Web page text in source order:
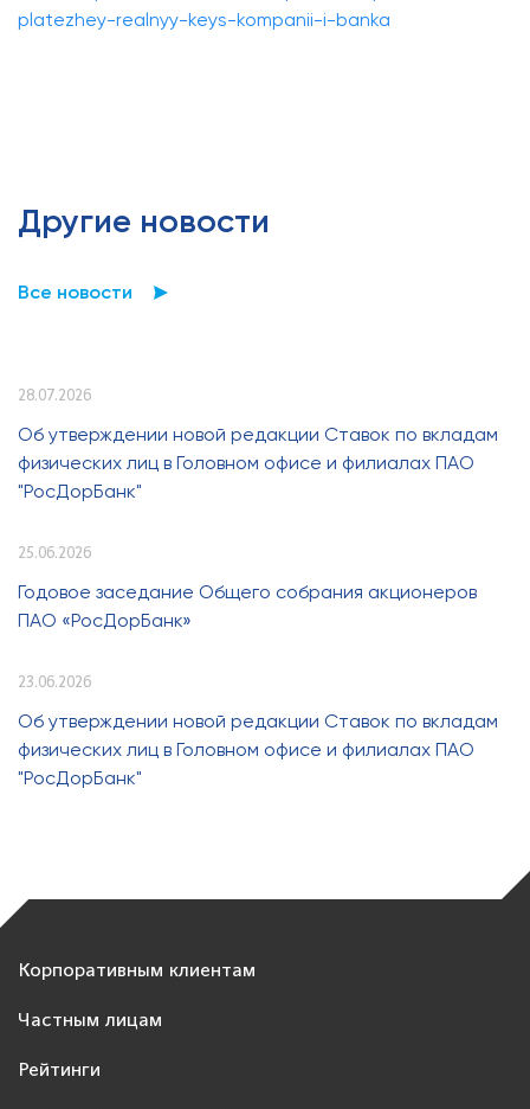
platezhey-realnyy-keys-kompanii-i-banka
Другие новости
Все новости
28.07.2026
Об утверждении новой редакции Ставок по вкладам
физических лиц в Головном офисе и филиалах ПАО
"РосДорБанк"
25.06.2026
Годовое заседание Общего собрания акционеров
ПАО «РосДорБанк»
23.06.2026
Об утверждении новой редакции Ставок по вкладам
физических лиц в Головном офисе и филиалах ПАО
"РосДорБанк"
Корпоративным клиентам
Частным лицам
Рейтинги